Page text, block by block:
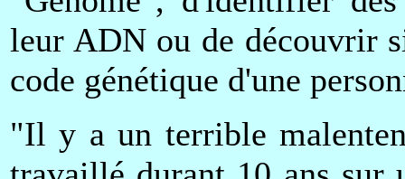
leur ADN ou de découvrir
code génétique d'une
"Il y a un terrible